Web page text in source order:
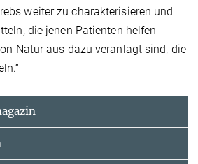
weiter zu charakterisieren und
die jenen Patienten helfen
Natur aus dazu veranlagt sind, die